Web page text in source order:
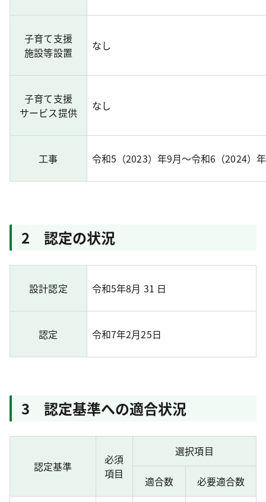
子育て支援
施設等設置
なし
子育て支援
サービス提供
なし
工事 令和5（2023）年9月～令和6（2024）
2 認定の状況
設計認定 令和5年8月 31 日
認定 令和7年2月25日
3 認定基準への適合状況
認定基準
必須
項目
選択項目
適合数 必要適合数